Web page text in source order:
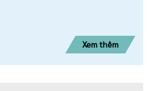
Xem thêm